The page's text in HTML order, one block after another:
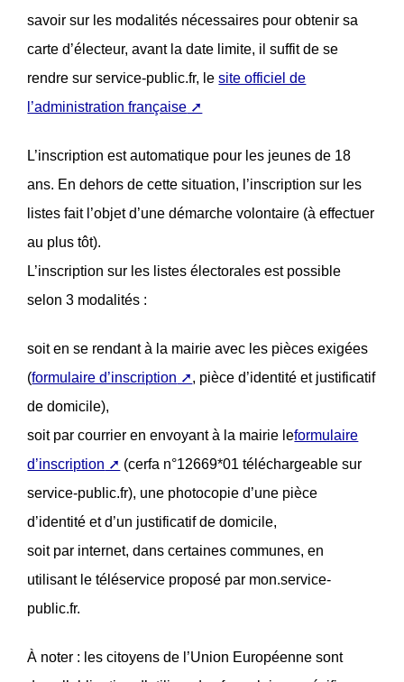
savoir sur les modalités nécessaires pour obtenir sa
carte d’électeur, avant la date limite, il suffit de se
rendre sur service-public.fr, lesite officiel de
l’administration française
L’inscription est automatique pour les jeunes de 18
ans. En dehors de cette situation, l’inscription sur les
listes fait l’objet d’une démarche volontaire (à effectuer
au plus tôt).
L’inscription sur les listes électorales est possible
selon 3 modalités :
soit en se rendant à la mairie avec les pièces exigées
(formulaire d’inscription
, pièce d’identité et justificatif
de domicile),
soit par courrier en envoyant à la mairie leformulaire
d’inscription
(cerfa n°12669*01 téléchargeable sur
service-public.fr), une photocopie d’une pièce
d’identité et d’un justificatif de domicile,
soit par internet, dans certaines communes, en
utilisant le téléservice proposé par mon.service-
public.fr.
À noter : les citoyens de l’Union Européenne sont